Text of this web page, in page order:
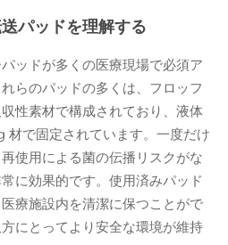
パッドを理解する
ッドが多くの医療現場で必須ア
らのパッドの多くは、フロッフ
性素材で構成されており、液体
で固定されています。一度だけ
使用による菌の伝播リスクがな
に効果的です。使用済みパッド
療施設内を清潔に保つことがで
にとってより安全な環境が維持